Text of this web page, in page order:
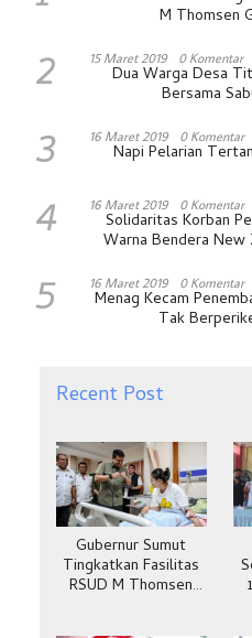
M Thomsen
2 15 Maret 2019 0 Komentar
Dua Warga Desa
Bersama
3 16 Maret 2019 0 Komentar
Napi Pelarian
4 16 Maret 2019 0 Komentar
Solidaritas Korban
Warna Bendera New
5 16 Maret 2019 0 Komentar
Menag Kecam
Tak
Recent Post
Gubernur Sumut
Tingkatkan Fasilitas
RSUD M Thomsen